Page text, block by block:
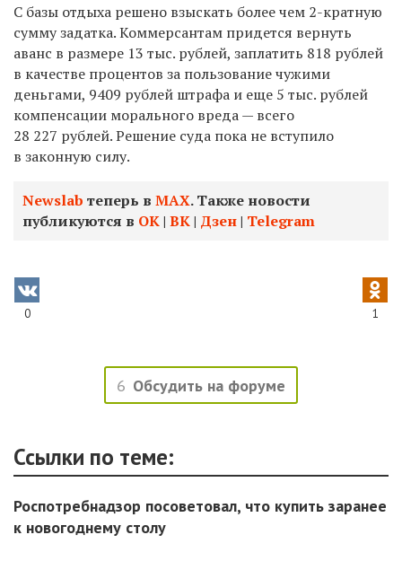
С базы отдыха решено взыскать более чем 2-кратную
сумму задатка. Коммерсантам придется вернуть
аванс в размере 13 тыс. рублей, заплатить 818 рублей
в качестве процентов за пользование чужими
деньгами, 9409 рублей штрафа и еще 5 тыс. рублей
компенсации морального вреда — всего
28 227 рублей. Решение суда пока не вступило
в законную силу.
Newslab теперь в МАХ. Также новости
публикуются в ОК| ВК| Дзен| Telegram
0 1
6 Обсудить на форуме
Ссылки по теме:
Роспотребнадзор посоветовал, что купить заранее
к новогоднему столу